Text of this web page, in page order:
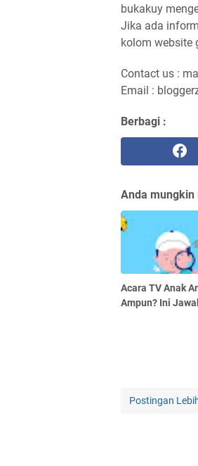
bukakuy
Jika ada
kolom website
Contact us :
Email :
Berbagi :
Anda mungkin
Acara TV Anak
Ampun? Ini
Postingan